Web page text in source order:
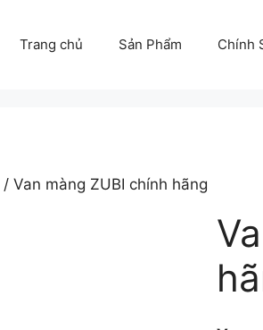
Trang chủ Sản Phẩm Chính
/ Van màng ZUBI chính hãng